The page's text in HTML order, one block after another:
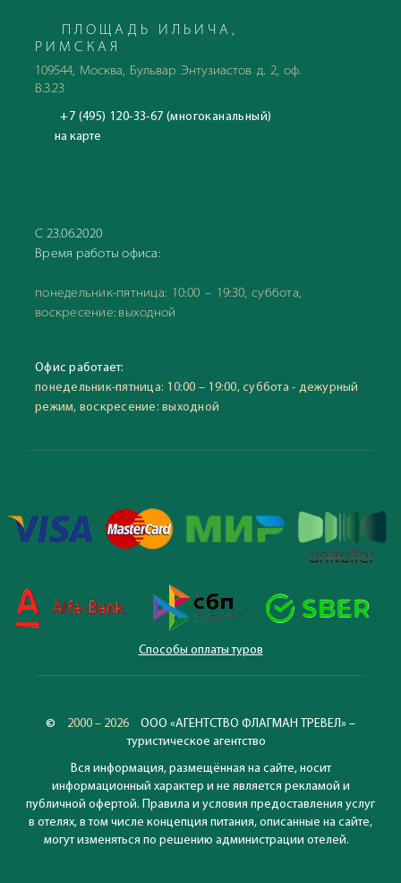
ПЛОЩАДЬ ИЛЬИЧА,
РИМСКАЯ
109544, Москва, Бульвар Энтузиастов д. 2, оф.
В.3.23
+7 (495) 120-33-67 (многоканальный)
на карте
С 23.06.2020
Время работы офиса:
понедельник-пятница: 10:00 – 19:30, суббота,
воскресение: выходной
Офис работает:
понедельник-пятница: 10:00 – 19:00, суббота - дежурный
режим, воскресение: выходной
Способы оплаты туров
© 2000 – 2026
ООО «АГЕНТСТВО ФЛАГМАН ТРЕВЕЛ» –
туристическое агентство
Вся информация, размещённая на сайте, носит
информационный характер и не является рекламой и
публичной офертой. Правила и условия предоставления услуг
в отелях, в том числе концепция питания, описанные на сайте,
могут изменяться по решению администрации отелей.